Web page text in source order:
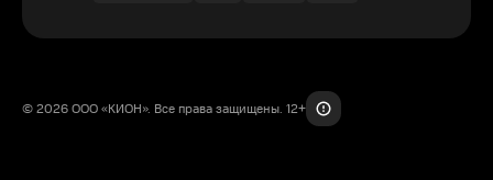
© 2026 ООО «КИОН». Все права защищены. 12+